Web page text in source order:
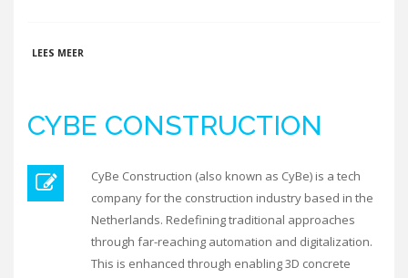
LEES MEER
CYBE CONSTRUCTION
CyBe Construction (also known as CyBe) is a tech
company for the construction industry based in the
Netherlands. Redefining traditional approaches
through far-reaching automation and digitalization.
This is enhanced through enabling 3D concrete